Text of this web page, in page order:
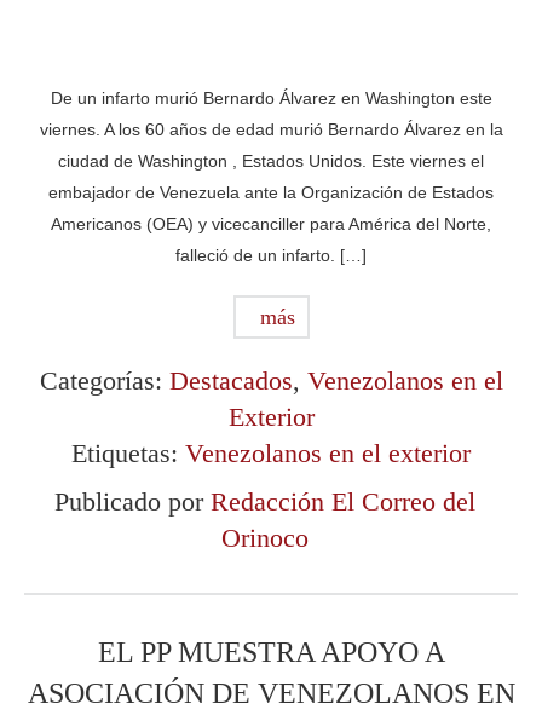
De un infarto murió Bernardo Álvarez en Washington este
viernes. A los 60 años de edad murió Bernardo Álvarez en la
ciudad de Washington , Estados Unidos. Este viernes el
embajador de Venezuela ante la Organización de Estados
Americanos (OEA) y vicecanciller para América del Norte,
falleció de un infarto. […]
más
Categorías: Destacados, Venezolanos en el
Exterior
Etiquetas: Venezolanos en el exterior
Publicado por Redacción El Correo del
Orinoco
EL PP MUESTRA APOYO A
ASOCIACIÓN DE VENEZOLANOS EN